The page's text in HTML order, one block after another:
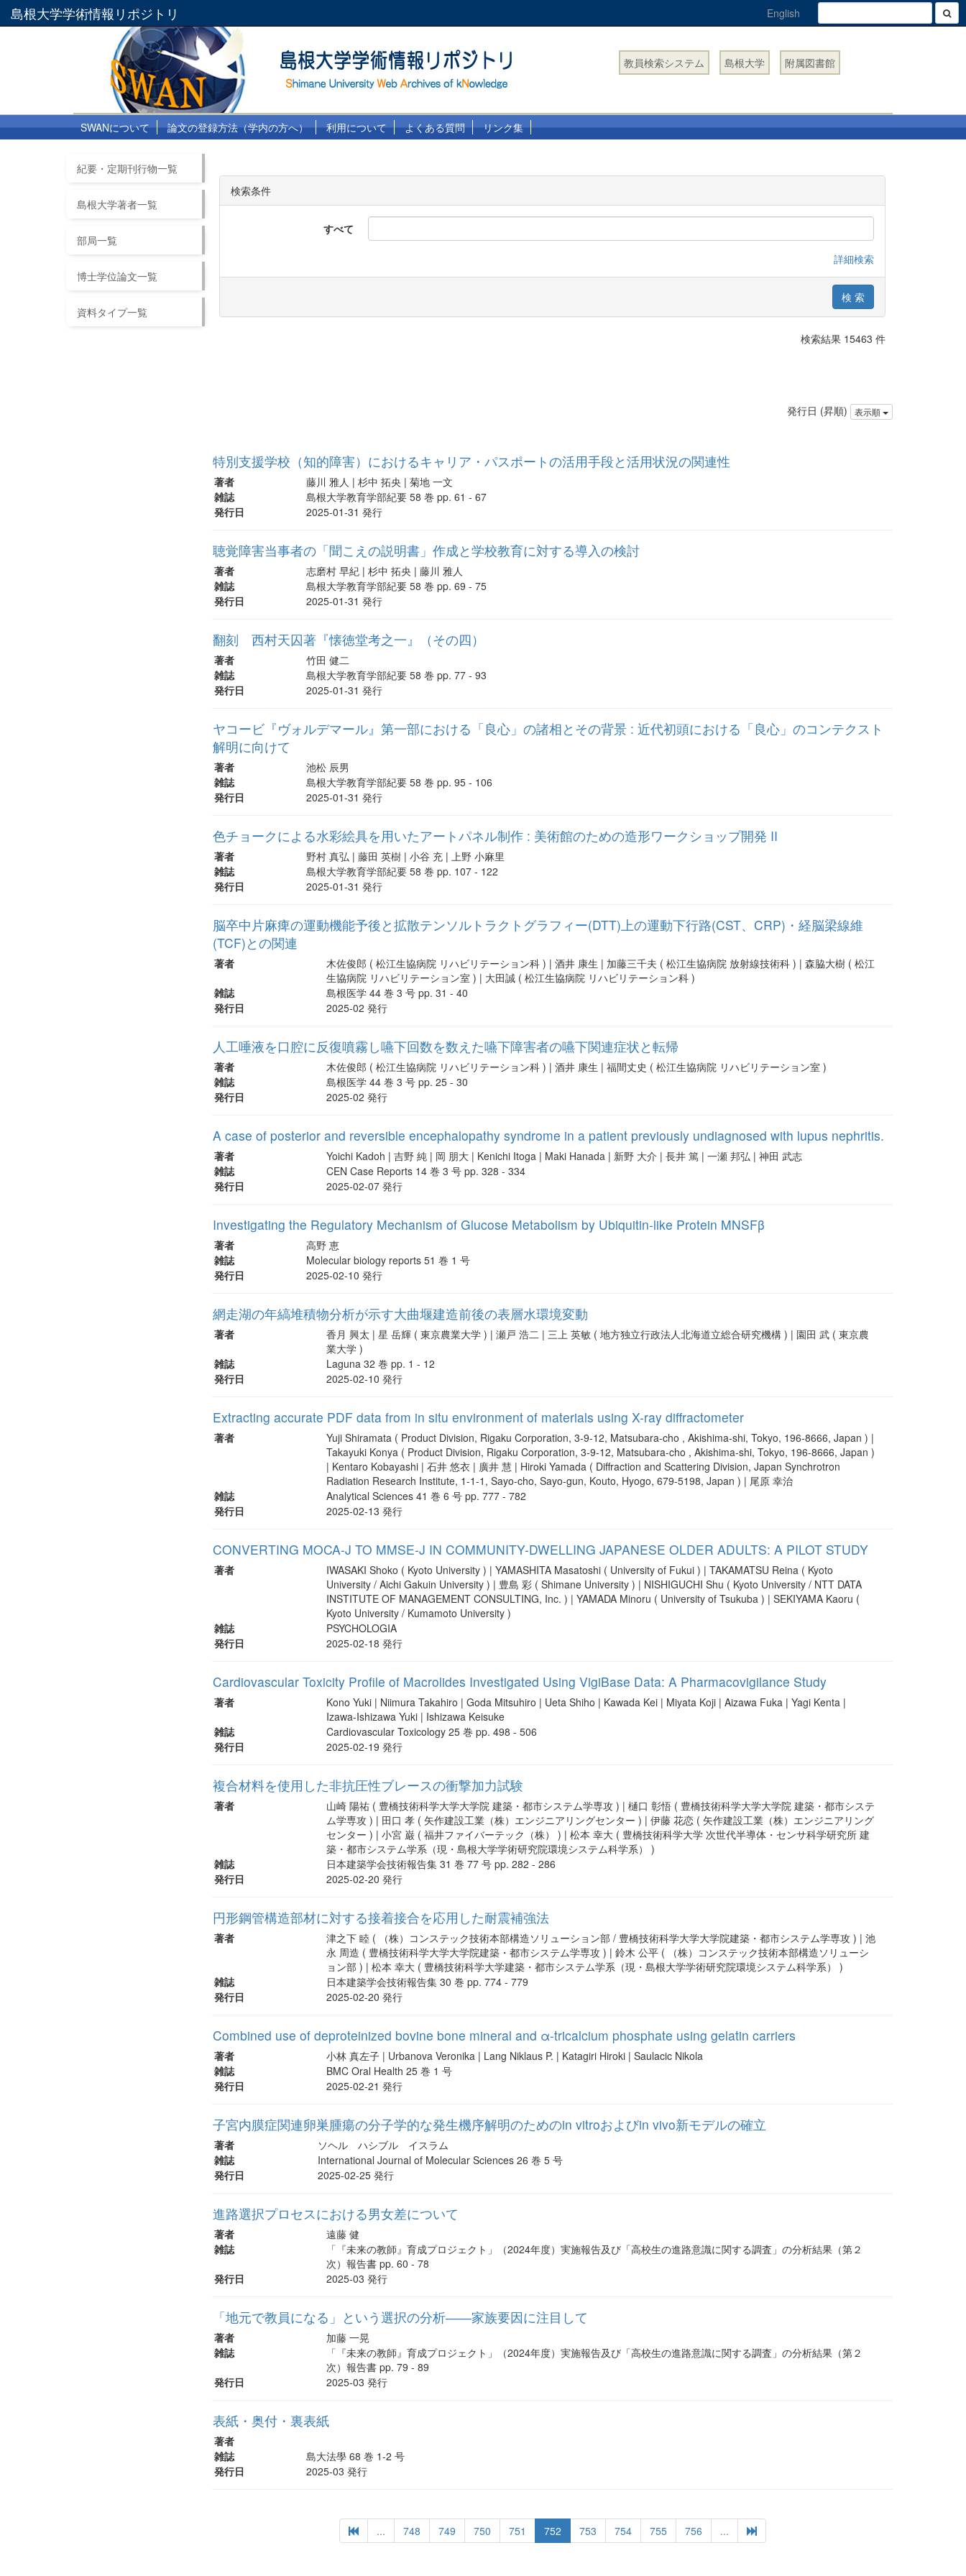
島根大学学術情報リポジトリ English
教員検索システム 島根大学 附属図書館
SWANについて 論文の登録方法（学内の方へ） 利用について よくある質問 リンク集
紀要・定期刊行物一覧
島根大学著者一覧
部局一覧
博士学位論文一覧
資料タイプ一覧
検索条件
すべて
詳細検索
検索結果 15463 件
発行日 (昇順) 表示順
特別支援学校（知的障害）におけるキャリア・パスポートの活用手段と活用状況の関連性
著者
藤川 雅人 | 杉中 拓央 | 菊地 一文
雑誌
島根大学教育学部紀要 58 巻 pp. 61 - 67
発行日
2025-01-31 発行
聴覚障害当事者の「聞こえの説明書」作成と学校教育に対する導入の検討
著者
志磨村 早紀 | 杉中 拓央 | 藤川 雅人
雑誌
島根大学教育学部紀要 58 巻 pp. 69 - 75
発行日
2025-01-31 発行
翻刻 西村天囚著『懐徳堂考之一』（その四）
著者
竹田 健二
雑誌
島根大学教育学部紀要 58 巻 pp. 77 - 93
発行日
2025-01-31 発行
ヤコービ『ヴォルデマール』第一部における「良心」の諸相とその背景 : 近代初頭における「良心」のコンテクスト
解明に向けて
著者
池松 辰男
雑誌
島根大学教育学部紀要 58 巻 pp. 95 - 106
発行日
2025-01-31 発行
色チョークによる水彩絵具を用いたアートパネル制作 : 美術館のための造形ワークショップ開発 II
著者
野村 真弘 | 藤田 英樹 | 小谷 充 | 上野 小麻里
雑誌
島根大学教育学部紀要 58 巻 pp. 107 - 122
発行日
2025-01-31 発行
脳卒中片麻痺の運動機能予後と拡散テンソルトラクトグラフィー(DTT)上の運動下行路(CST、CRP)・経脳梁線維
(TCF)との関連
著者
木佐俊郎 ( 松江生協病院 リハビリテーション科 ) | 酒井 康生 | 加藤三千夫 ( 松江生協病院 放射線技術科 ) | 森脇大樹 ( 松江
生協病院 リハビリテーション室 ) | 大田誠 ( 松江生協病院 リハビリテーション科 )
雑誌
島根医学 44 巻 3 号 pp. 31 - 40
発行日
2025-02 発行
人工唾液を口腔に反復噴霧し嚥下回数を数えた嚥下障害者の嚥下関連症状と転帰
著者
木佐俊郎 ( 松江生協病院 リハビリテーション科 ) | 酒井 康生 | 福間丈史 ( 松江生協病院 リハビリテーション室 )
雑誌
島根医学 44 巻 3 号 pp. 25 - 30
発行日
2025-02 発行
A case of posterior and reversible encephalopathy syndrome in a patient previously undiagnosed with lupus nephritis.
著者
Yoichi Kadoh | 吉野 純 | 岡 朋大 | Kenichi Itoga | Maki Hanada | 新野 大介 | 長井 篤 | 一瀬 邦弘 | 神田 武志
雑誌
CEN Case Reports 14 巻 3 号 pp. 328 - 334
発行日
2025-02-07 発行
Investigating the Regulatory Mechanism of Glucose Metabolism by Ubiquitin-like Protein MNSFβ
著者
高野 恵
雑誌
Molecular biology reports 51 巻 1 号
発行日
2025-02-10 発行
網走湖の年縞堆積物分析が示す大曲堰建造前後の表層水環境変動
著者
香月 興太 | 星 岳輝 ( 東京農業大学 ) | 瀬戸 浩二 | 三上 英敏 ( 地方独立行政法人北海道立総合研究機構 ) | 園田 武 ( 東京農
業大学 )
雑誌
Laguna 32 巻 pp. 1 - 12
発行日
2025-02-10 発行
Extracting accurate PDF data from in situ environment of materials using X-ray diffractometer
著者
Yuji Shiramata ( Product Division, Rigaku Corporation, 3-9-12, Matsubara-cho , Akishima-shi, Tokyo, 196-8666, Japan ) |
Takayuki Konya ( Product Division, Rigaku Corporation, 3-9-12, Matsubara-cho , Akishima-shi, Tokyo, 196-8666, Japan )
| Kentaro Kobayashi | 石井 悠衣 | 廣井 慧 | Hiroki Yamada ( Diffraction and Scattering Division, Japan Synchrotron
Radiation Research Institute, 1-1-1, Sayo-cho, Sayo-gun, Kouto, Hyogo, 679-5198, Japan ) | 尾原 幸治
雑誌
Analytical Sciences 41 巻 6 号 pp. 777 - 782
発行日
2025-02-13 発行
CONVERTING MOCA-J TO MMSE-J IN COMMUNITY-DWELLING JAPANESE OLDER ADULTS: A PILOT STUDY
著者
IWASAKI Shoko ( Kyoto University ) | YAMASHITA Masatoshi ( University of Fukui ) | TAKAMATSU Reina ( Kyoto
University / Aichi Gakuin University ) | 豊島 彩 ( Shimane University ) | NISHIGUCHI Shu ( Kyoto University / NTT DATA
INSTITUTE OF MANAGEMENT CONSULTING, Inc. ) | YAMADA Minoru ( University of Tsukuba ) | SEKIYAMA Kaoru (
Kyoto University / Kumamoto University )
雑誌
PSYCHOLOGIA
発行日
2025-02-18 発行
Cardiovascular Toxicity Profile of Macrolides Investigated Using VigiBase Data: A Pharmacovigilance Study
著者
Kono Yuki | Niimura Takahiro | Goda Mitsuhiro | Ueta Shiho | Kawada Kei | Miyata Koji | Aizawa Fuka | Yagi Kenta |
Izawa-Ishizawa Yuki | Ishizawa Keisuke
雑誌
Cardiovascular Toxicology 25 巻 pp. 498 - 506
発行日
2025-02-19 発行
複合材料を使用した非抗圧性ブレースの衝撃加力試験
著者
山崎 陽祐 ( 豊橋技術科学大学大学院 建築・都市システム学専攻 ) | 樋口 彰悟 ( 豊橋技術科学大学大学院 建築・都市システ
ム学専攻 ) | 田口 孝 ( 矢作建設工業（株）エンジニアリングセンター ) | 伊藤 花恋 ( 矢作建設工業（株）エンジニアリング
センター ) | 小宮 巌 ( 福井ファイバーテック（株） ) | 松本 幸大 ( 豊橋技術科学大学 次世代半導体・センサ科学研究所 建
築・都市システム学系（現・島根大学学術研究院環境システム科学系） )
雑誌
日本建築学会技術報告集 31 巻 77 号 pp. 282 - 286
発行日
2025-02-20 発行
円形鋼管構造部材に対する接着接合を応用した耐震補強法
著者
津之下 睦 ( （株）コンステック技術本部構造ソリューション部 / 豊橋技術科学大学大学院建築・都市システム学専攻 ) | 池
永 周造 ( 豊橋技術科学大学大学院建築・都市システム学専攻 ) | 鈴木 公平 ( （株）コンステック技術本部構造ソリューシ
ョン部 ) | 松本 幸大 ( 豊橋技術科学大学建築・都市システム学系（現・島根大学学術研究院環境システム科学系） )
雑誌
日本建築学会技術報告集 30 巻 pp. 774 - 779
発行日
2025-02-20 発行
Combined use of deproteinized bovine bone mineral and α-tricalcium phosphate using gelatin carriers
著者
小林 真左子 | Urbanova Veronika | Lang Niklaus P. | Katagiri Hiroki | Saulacic Nikola
雑誌
BMC Oral Health 25 巻 1 号
発行日
2025-02-21 発行
子宮内膜症関連卵巣腫瘍の分子学的な発生機序解明のためのin vitroおよびin vivo新モデルの確立
著者
ソヘル ハシブル イスラム
雑誌
International Journal of Molecular Sciences 26 巻 5 号
発行日
2025-02-25 発行
進路選択プロセスにおける男女差について
著者
遠藤 健
雑誌
「『未来の教師』育成プロジェクト」（2024年度）実施報告及び「高校生の進路意識に関する調査」の分析結果（第２
次）報告書 pp. 60 - 78
発行日
2025-03 発行
「地元で教員になる」という選択の分析――家族要因に注目して
著者
加藤 一晃
雑誌
「『未来の教師』育成プロジェクト」（2024年度）実施報告及び「高校生の進路意識に関する調査」の分析結果（第２
次）報告書 pp. 79 - 89
発行日
2025-03 発行
表紙・奥付・裏表紙
著者
雑誌
島大法學 68 巻 1-2 号
発行日
2025-03 発行
... 748 749 750 751 752 753 754 755 756 ...